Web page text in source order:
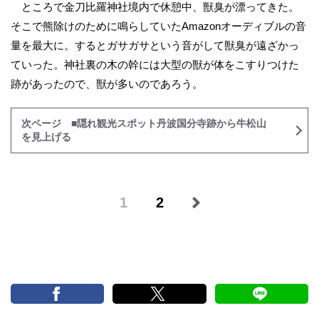
ところで金刀比羅神社境内で休憩中、獣臭が漂ってきた。
そこで熊除けのために鳴らしていたAmazonオーディブルの音
量を最大に。するとガサガサという音がして獣臭が遠ざかっ
ていった。神社裏の木の幹には大型の獣が体をこすりつけた
跡があったので、獣が多いのであろう。
次ページ ■隠れ観光スポット丹波国分寺跡から牛松山
を見上げる
1 2